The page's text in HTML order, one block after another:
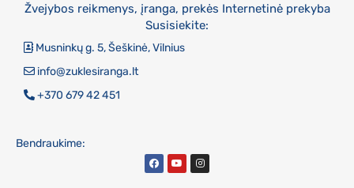
Žvejybos reikmenys, įranga, prekės Internetinė prekyba
Susisiekite:
Musninkų g. 5, Šeškinė, Vilnius
info@zuklesiranga.lt
+370 679 42 451
Bendraukime: